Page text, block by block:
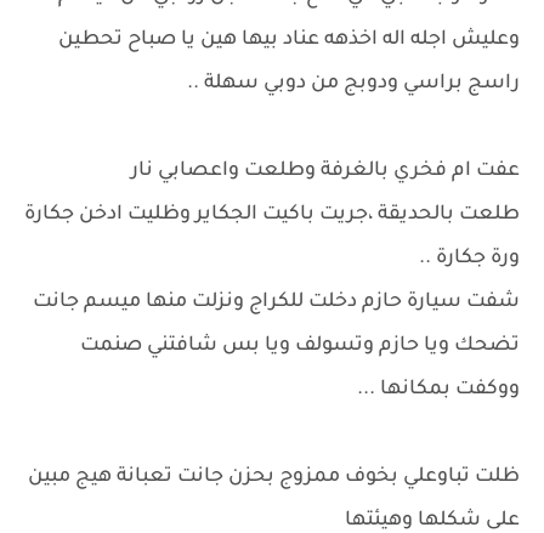
وعليش اجله اله اخذهه عناد بيها هين يا صباح تحطين
راسج براسي ودوبج من دوبي سهلة ..
عفت ام فخري بالغرفة وطلعت واعصابي نار
طلعت بالحديقة ،جريت باكيت الجكاير وظليت ادخن جكارة
ورة جكارة ..
شفت سيارة حازم دخلت للكراج ونزلت منها ميسم جانت
تضحك ويا حازم وتسولف ويا بس شافتني صنمت
ووكفت بمكانها ...
ظلت تباوعلي بخوف ممزوج بحزن جانت تعبانة هيج مبين
على شكلها وهيئتها